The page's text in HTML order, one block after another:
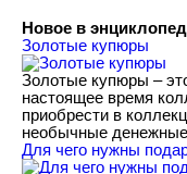
Новое в
Золотые купюры
Золотые купюры –
настоящее время
приобрести в
необычные
​Для чего нужны